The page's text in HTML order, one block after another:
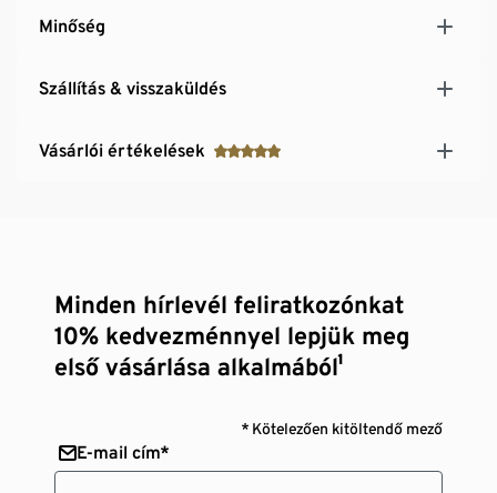
Minőség
Szállítás & visszaküldés
Vásárlói értékelések
Minden hírlevél feliratkozónkat
10% kedvezménnyel lepjük meg
első vásárlása alkalmából¹
* Kötelezően kitöltendő mező
E-mail cím*